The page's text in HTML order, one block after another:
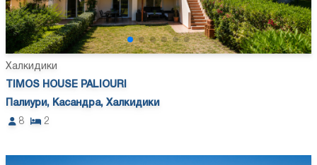
Халкидики
TIMOS HOUSE PALIOURI
Палиури, Касандра, Халкидики
8
2